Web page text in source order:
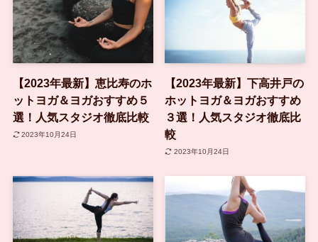
【2023年最新】恵比寿のホ
ットヨガ＆ヨガおすすめ５
選！人気スタジオ徹底比較
2023年10月24日
【2023年最新】下高井戸の
ホットヨガ＆ヨガおすすめ
３選！人気スタジオ徹底比
較
2023年10月24日